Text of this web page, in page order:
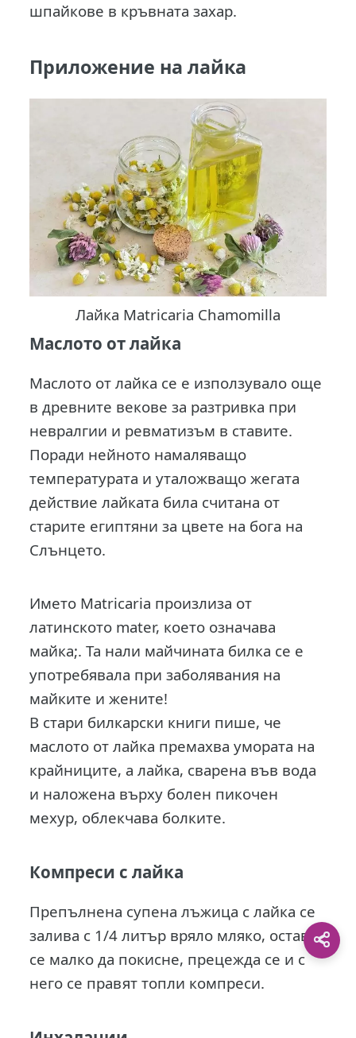
шпайкове в кръвната захар.
Приложение на лайка
Лайка Matricaria Chamomilla
Маслото от лайка
Маслото от лайка се е използувало още
в древните векове за разтривка при
невралгии и ревматизъм в ставите.
Поради нейното намаляващо
температурата и уталожващо жегата
действие лайката била считана от
старите египтяни за цвете на бога на
Слънцето.
Името Matricaria произлиза от
латинското mater, което означава
майка;. Та нали майчината билка се е
употребявала при заболявания на
майките и жените!
В стари билкарски книги пише, че
маслото от лайка премахва умората на
крайниците, а лайка, сварена във вода
и наложена върху болен пикочен
мехур, облекчава болките.
Компреси с лайка
Препълнена супена лъжица с лайка се
залива с 1/4 литър вряло мляко, оставя
се малко да покисне, прецежда се и с
него се правят топли компреси.